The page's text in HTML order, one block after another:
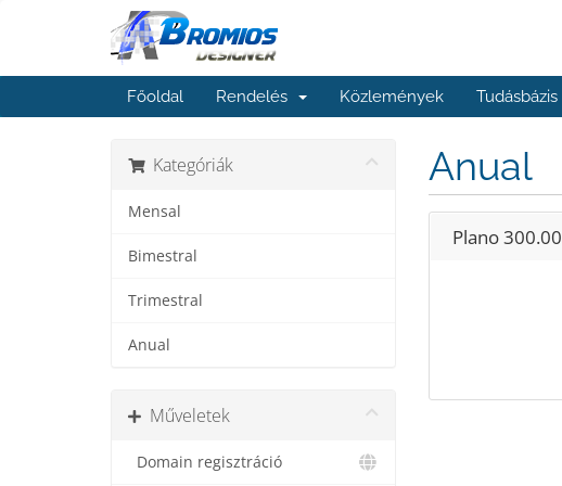
Főoldal Rendelés Közlemények Tudásbázis
Kategóriák
Mensal
Bimestral
Trimestral
Anual
Műveletek
Domain regisztráció
Anual
Plano 300.00